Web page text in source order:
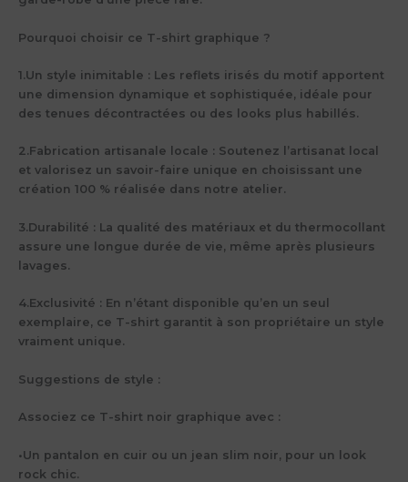
Pourquoi choisir ce T-shirt graphique ?
1.Un style inimitable : Les reflets irisés du motif apportent
une dimension dynamique et sophistiquée, idéale pour
des tenues décontractées ou des looks plus habillés.
2.Fabrication artisanale locale : Soutenez l’artisanat local
et valorisez un savoir-faire unique en choisissant une
création 100 % réalisée dans notre atelier.
3.Durabilité : La qualité des matériaux et du thermocollant
assure une longue durée de vie, même après plusieurs
lavages.
4.Exclusivité : En n’étant disponible qu’en un seul
exemplaire, ce T-shirt garantit à son propriétaire un style
vraiment unique.
Suggestions de style :
Associez ce T-shirt noir graphique avec :
•Un pantalon en cuir ou un jean slim noir, pour un look
rock chic.